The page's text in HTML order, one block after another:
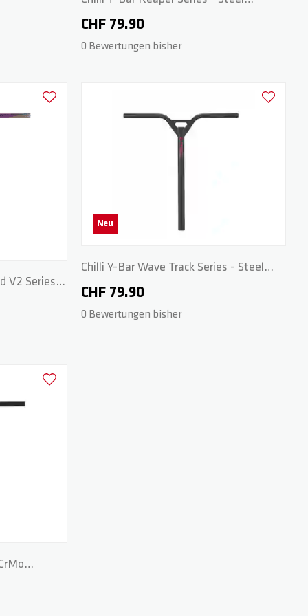
58/58cm - Black
CHF 79.90
0 Bewertungen bisher
V2 Series -
Zur Wunschliste hinzufügen
Neu
Chilli Y-Bar Wave Track Series - Steel
58/58 cm - Dark Grey/Red
CHF 79.90
0 Bewertungen bisher
Zur
Zur Wunschliste hinzufügen